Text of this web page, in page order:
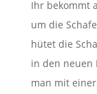
Ihr bekommt
um die
hütet die
in den neuen
man mit